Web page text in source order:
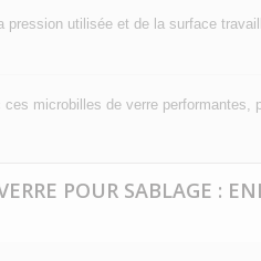
pression utilisée et de la surface
microbilles de verre performantes,
POUR SABLAGE :